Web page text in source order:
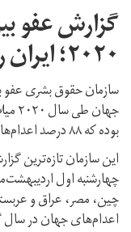
گزارش عفو
۲۰۲۰؛ ایران رتبه اول اعدام زنان
بوده که ۸۸ درصد اعدام‌ها در آن‌ها صورت گرفته است.
این سازمان تازه‌ترین
چهارشنبه اول
چین،‌ مصر، عراق و
اعدام‌های جهان در سال